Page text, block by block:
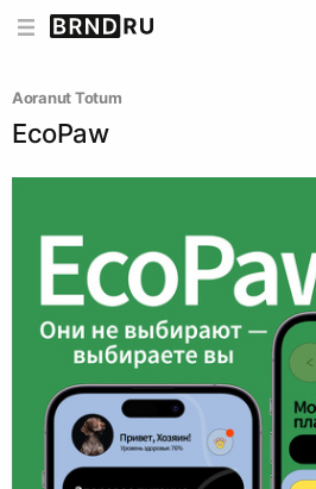
Aoranut Totum
EcoPaw